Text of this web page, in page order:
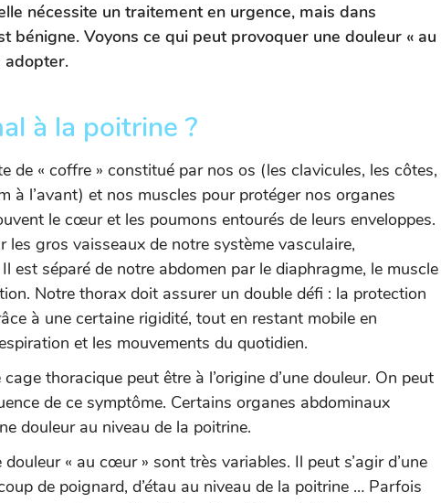
nécessite un traitement en urgence, mais dans
bénigne. Voyons ce qui peut provoquer une douleur « au
à la poitrine ?
de « coffre » constitué par nos os (les clavicules, les côtes,
à l’avant) et nos muscles pour protéger nos organes
le cœur et les poumons entourés de leurs enveloppes.
les gros vaisseaux de notre système vasculaire,
est séparé de notre abdomen par le diaphragme, le muscle
Notre thorax doit assurer un double défi : la protection
à une certaine rigidité, tout en restant mobile en
et les mouvements du quotidien.
thoracique peut être à l’origine d’une douleur. On peut
de ce symptôme. Certains organes abdominaux
douleur au niveau de la poitrine.
« au cœur » sont très variables. Il peut s’agir d’une
de poignard, d’étau au niveau de la poitrine … Parfois